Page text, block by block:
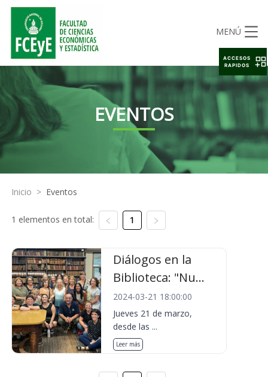
MENÚ
EVENTOS
Inicio > Eventos
1 elementos en total: 1
Diálogos en la
Biblioteca: "Nu...
2024-03-21 18:00:00
Jueves 21 de marzo,
desde las ...
Leer más
ACCESOS
RAPIDOS